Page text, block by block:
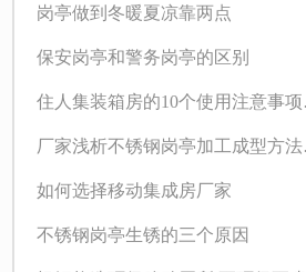
岗亭做到冬暖夏凉靠两点
保安岗亭和警务岗亭的区别
住人集装箱房的10个使用注意事
厂家浅析不锈钢岗亭加工成型方
如何选择移动集成房厂家
不锈钢岗亭生锈的三个原因